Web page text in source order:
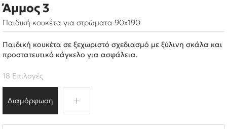
Άμμος 3
Παιδική κουκέτα για στρώματα 90x190
Παιδική κουκέτα σε ξεχωριστό σχεδιασμό με ξύλινη σκάλα και
προστατευτικό κάγκελο για ασφάλεια.
Διαμόρφωση
18 Επιλογές